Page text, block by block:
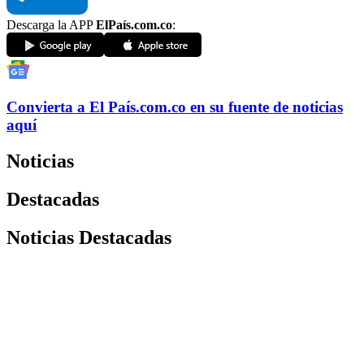
Descarga la APPElPaís.com.co:
Convierta a El País.com.co en su fuente de noticias
aquí
Noticias
Destacadas
Noticias Destacadas